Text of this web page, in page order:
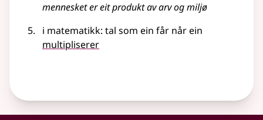
mennesket er eit produkt av arv og miljø
i matematikk: tal som ein får når ein
multipliserer